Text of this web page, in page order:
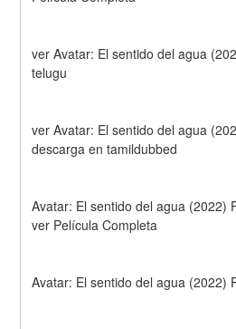
ver Avatar: El sentido del agua
telugu
ver Avatar: El sentido del agua
descarga en tamildubbed
Avatar: El sentido del agua (2022)
ver Película Completa
Avatar: El sentido del agua (2022)